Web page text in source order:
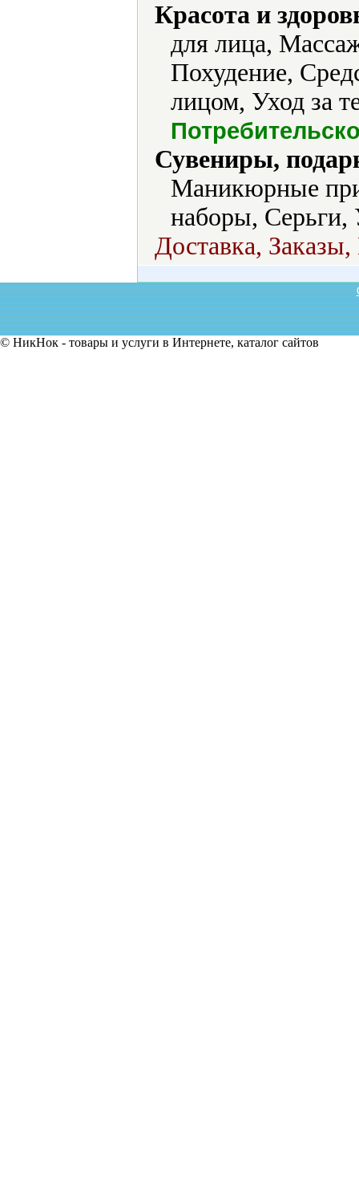
Красота и
для лица,
Похудение,
лицом, Уход за
Сувениры,
Маникюрные
наборы, Серьги,
Доставка,
© НикНок - товары и услуги в Интернете, каталог сайтов